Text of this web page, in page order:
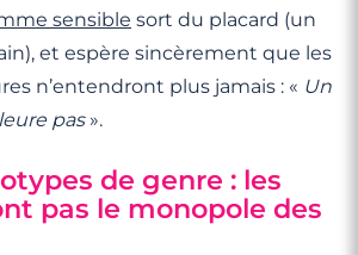
sensible sort du placard (un
et espère sincèrement que les
n’entendront plus jamais : « Un
pas».
de genre : les
pas le monopole des